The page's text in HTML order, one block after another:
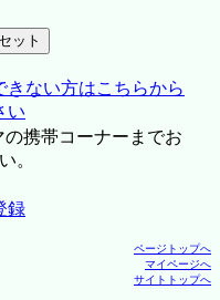
きない方はこちらから
い
携帯コーナーまでお
。
録
ページトップへ
マイページへ
サイトトップへ